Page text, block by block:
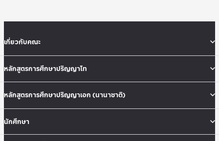
เกี่ยวกับคณะ
หลักสูตรการศึกษาปริญญาโท
หลักสูตรการศึกษาปริญญาเอก (นานาชาติ)
นักศึกษา